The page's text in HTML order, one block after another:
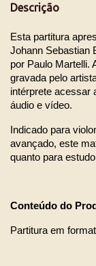
Descrição
Esta partitura
Johann Sebastian
por Paulo Martelli.
gravada pelo
intérprete acessar
áudio e vídeo.
Indicado para
avançado, este
quanto para
Conteúdo do
Partitura em